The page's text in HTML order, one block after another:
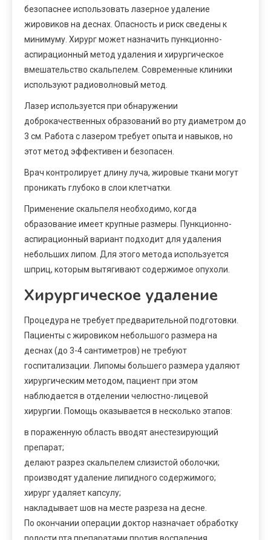
безопаснее использовать лазерное удаление
жировиков на деснах. Опасность и риск сведены к
минимуму. Хирург может назначить пункционно-
аспирационный метод удаления и хирургическое
вмешательство скальпелем. Современные клиники
используют радиоволновый метод.
Лазер используется при обнаружении
доброкачественных образований во рту диаметром до
3 см. Работа с лазером требует опыта и навыков, но
этот метод эффективен и безопасен.
Врач контролирует длину луча, жировые ткани могут
проникать глубоко в слои клетчатки.
Применение скальпеля необходимо, когда
образование имеет крупные размеры. Пункционно-
аспирационный вариант подходит для удаления
небольших липом. Для этого метода используется
шприц, которым вытягивают содержимое опухоли.
Хирургическое удаление
Процедура не требует предварительной подготовки.
Пациенты с жировиком небольшого размера на
деснах (до 3-4 сантиметров) не требуют
госпитализации. Липомы большего размера удаляют
хирургическим методом, пациент при этом
наблюдается в отделении челюстно-лицевой
хирургии. Помощь оказывается в несколько этапов:
в пораженную область вводят анестезирующий
препарат;
делают разрез скальпелем слизистой оболочки;
производят удаление липидного содержимого;
хирург удаляет капсулу;
накладывает шов на месте разреза на десне.
По окончании операции доктор назначает обработку